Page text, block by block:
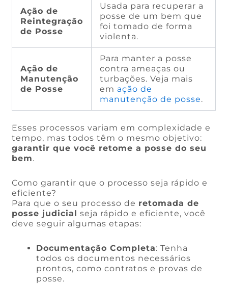
Ação de
Reintegração
de Posse
Usada para recuperar a
posse de um bem que
foi tomado de forma
violenta.
Ação de
Manutenção
de Posse
Para manter a posse
contra ameaças ou
turbações. Veja mais
em ação de
manutenção de posse.
Esses processos variam em complexidade e
tempo, mas todos têm o mesmo objetivo:
garantir que você retome a posse do seu
bem.
Como garantir que o processo seja rápido e
eficiente?
Para que o seu processo de retomada de
posse judicial seja rápido e eficiente, você
deve seguir algumas etapas:
Documentação Completa: Tenha
todos os documentos necessários
prontos, como contratos e provas de
posse.